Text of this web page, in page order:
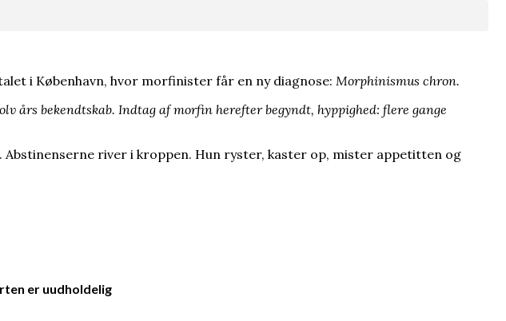
i København, hvor morfinister får en ny diagnose: Morphinismus chron.
års bekendtskab. Indtag af morfin herefter begyndt, hyppighed: flere gange
river i kroppen. Hun ryster, kaster op, mister appetitten og
er uudholdelig